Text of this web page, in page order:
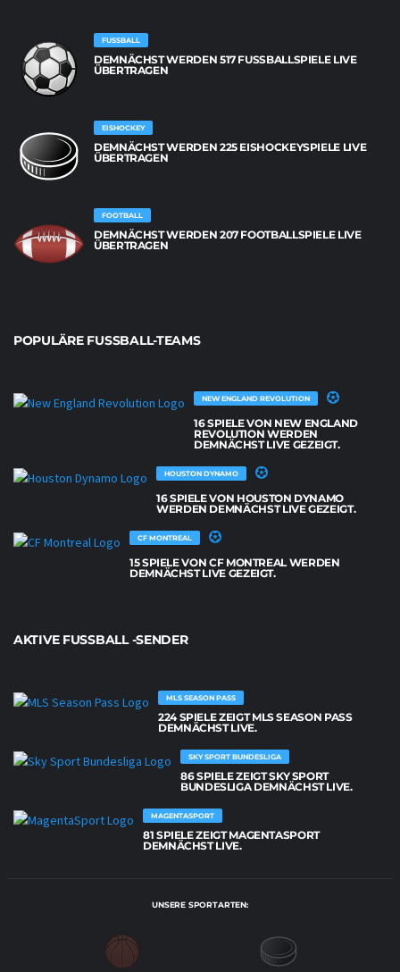
FUSSBALL
DEMNÄCHST WERDEN 517 FUSSBALLSPIELE LIVE Ü
BERTRAGEN
EISHOCKEY
DEMNÄCHST WERDEN 225 EISHOCKEYSPIELE LIVE
ÜBERTRAGEN
FOOTBALL
DEMNÄCHST WERDEN 207 FOOTBALLSPIELE LIVE
ÜBERTRAGEN
POPULÄRE FUSSBALL-TEAMS
NEW ENGLAND REVOLUTION
16 SPIELE VON NEW ENGLAND
REVOLUTION WERDEN
DEMNÄCHST LIVE GEZEIGT.
HOUSTON DYNAMO
16 SPIELE VON HOUSTON DYNAMO
WERDEN DEMNÄCHST LIVE GEZEIGT.
CF MONTREAL
15 SPIELE VON CF MONTREAL WERDEN
DEMNÄCHST LIVE GEZEIGT.
AKTIVE FUSSBALL -SENDER
MLS SEASON PASS
224 SPIELE ZEIGT MLS SEASON PASS
DEMNÄCHST LIVE.
SKY SPORT BUNDESLIGA
86 SPIELE ZEIGT SKY SPORT
BUNDESLIGA DEMNÄCHST LIVE.
MAGENTASPORT
81 SPIELE ZEIGT MAGENTASPORT
DEMNÄCHST LIVE.
UNSERE SPORTARTEN: